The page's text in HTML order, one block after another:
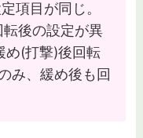
項目が同じ。
後の設定が異
め(打撃)後回転
み、緩め後も回